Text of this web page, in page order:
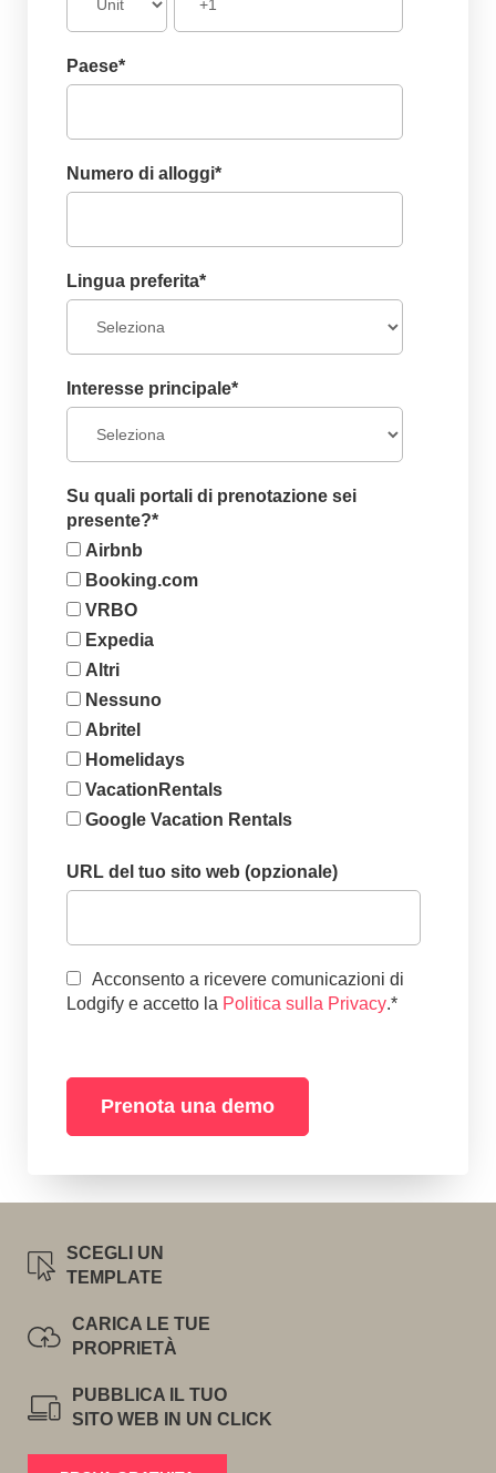
Paese*
Numero di alloggi*
Lingua preferita*
Interesse principale*
Su quali portali di prenotazione sei
presente?*
Airbnb
Booking.com
VRBO
Expedia
Altri
Nessuno
Abritel
Homelidays
VacationRentals
Google Vacation Rentals
URL del tuo sito web (opzionale)
Acconsento a ricevere comunicazioni di
Lodgify e accetto la Politica sulla Privacy.*
SCEGLI UN
TEMPLATE
CARICA LE TUE
PROPRIETÀ
PUBBLICA IL TUO
SITO WEB IN UN CLICK